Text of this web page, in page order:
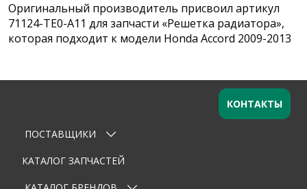
Оригинальный производитель присвоил артикул
71124-TE0-A11 для запчасти «Решетка радиатора»,
которая подходит к модели Honda Accord 2009-2013
Оставьте заявку
Ваше имя
ПОСТАВЩИКИ
КАТАЛОГ ЗАПЧАСТЕЙ
КОНТАКТЫ